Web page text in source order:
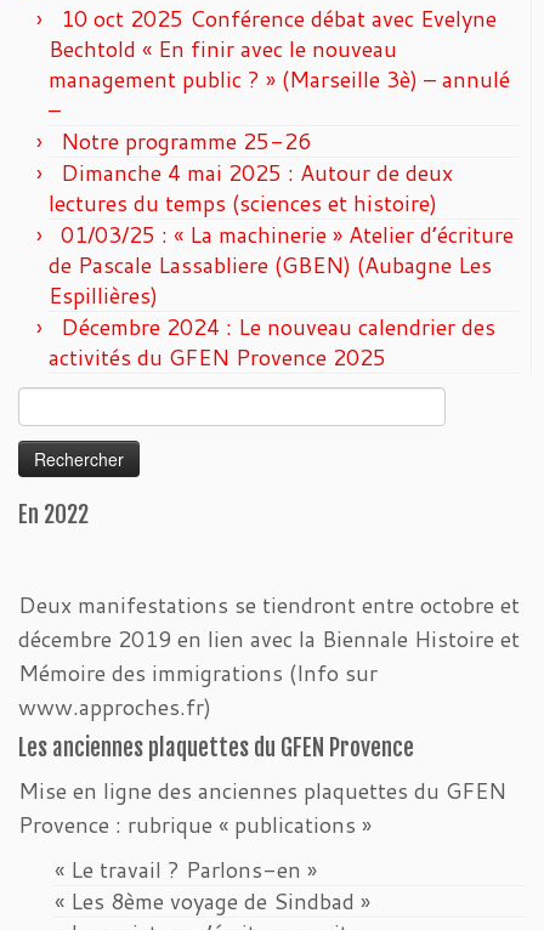
10 oct 2025 Conférence débat avec Evelyne
Bechtold « En finir avec le nouveau
management public ? » (Marseille 3è) – annulé
–
Notre programme 25-26
Dimanche 4 mai 2025 : Autour de deux
lectures du temps (sciences et histoire)
01/03/25 : « La machinerie » Atelier d’écriture
de Pascale Lassabliere (GBEN) (Aubagne Les
Espillières)
Décembre 2024 : Le nouveau calendrier des
activités du GFEN Provence 2025
Rechercher :
En 2022
Deux manifestations se tiendront entre octobre et
décembre 2019 en lien avec la Biennale Histoire et
Mémoire des immigrations (Info sur
www.approches.fr)
Les anciennes plaquettes du GFEN Provence
Mise en ligne des anciennes plaquettes du GFEN
Provence : rubrique « publications »
« Le travail ? Parlons-en »
« Les 8ème voyage de Sindbad »